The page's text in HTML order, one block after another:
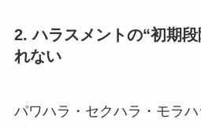
2. ハラスメントの“初期
れない
パワハラ・セクハラ・モラ